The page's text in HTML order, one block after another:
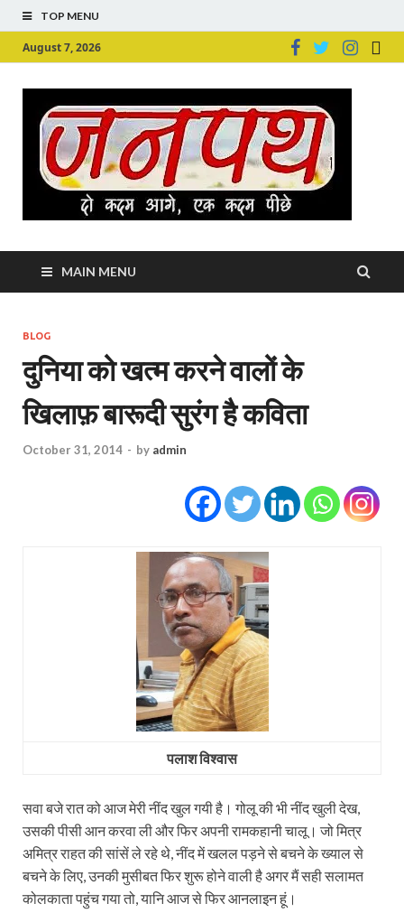
TOP MENU
August 7, 2026
MAIN MENU
BLOG
दुनिया को खत्‍म करने वालों के
खिलाफ़ बारूदी सुरंग है कविता
October 31, 2014 - by admin
पलाश विश्‍वास
सवा बजे रात को आज मेरी नींद खुल गयी है। गोलू की भी नींद खुली देख,
उसकी पीसी आन करवा ली और फिर अपनी रामकहानी चालू। जो मित्र
अमित्र राहत की सांसें ले रहे थे, नींद में खलल पड़ने से बचने के ख्याल से
बचने के लिए, उनकी मुसीबत फिर शुरू होने वाली है अगर मैं सही सलामत
कोलकाता पहुंच गया तो, यानि आज से फिर आनलाइन हूं।